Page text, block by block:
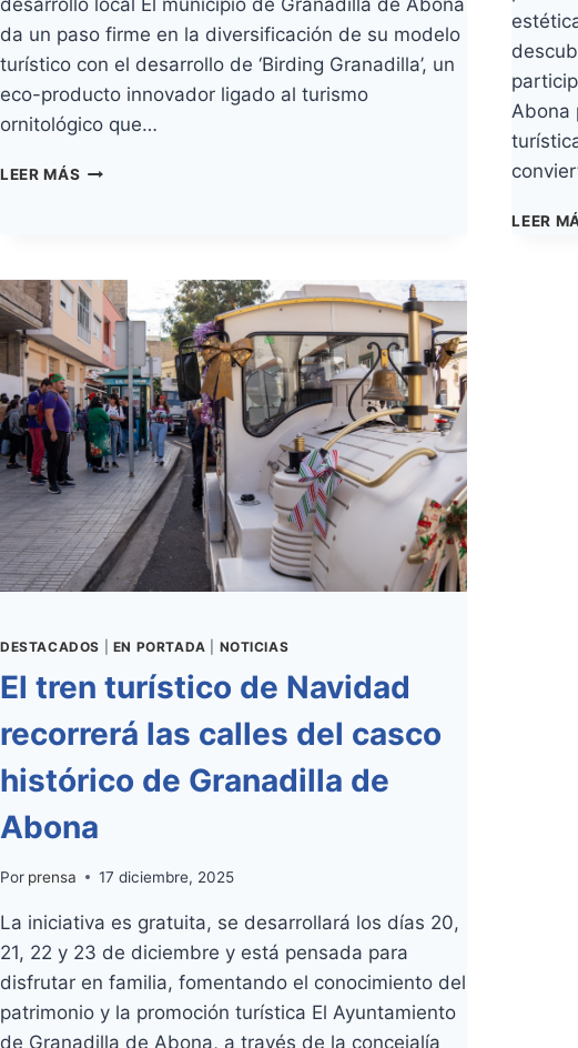
desarrollo local El municipio de Granadilla de Abona
da un paso firme en la diversificación de su modelo
turístico con el desarrollo de ‘Birding Granadilla’, un
eco-producto innovador ligado al turismo
ornitológico que…
LEER MÁS GRANADILLA
TURISMO
DE
NATURALEZA
CON
‘BIRDING
GRANADILLA’,
UN
NUEVO
ECO-
PRODUCTO
VINCULADO
A
LA
OBSERVACIÓN
AVES
Abona
LEER
DESTACADOS EN PORTADA NOTICIAS
El tren turístico de Navidad
recorrerá las calles del casco
histórico de Granadilla de
Abona
Por prensa 17 diciembre, 2025
La iniciativa es gratuita, se desarrollará los días 20,
21, 22 y 23 de diciembre y está pensada para
disfrutar en familia, fomentando el conocimiento del
patrimonio y la promoción turística El Ayuntamiento
de Granadilla de Abona, a través de la concejalía